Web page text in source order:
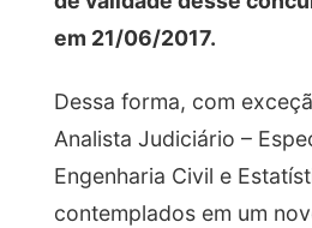
em 21/06/2017.
Dessa forma, com
Analista Judiciário –
Engenharia Civil e
contemplados em um